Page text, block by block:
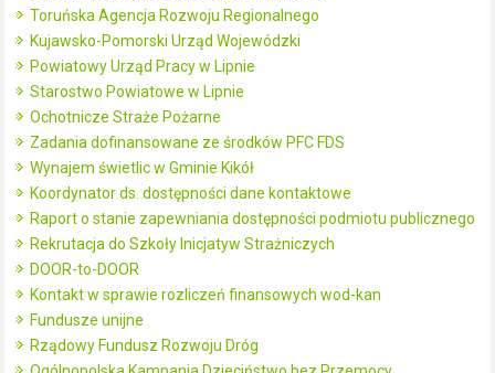
Toruńska Agencja Rozwoju Regionalnego
Kujawsko-Pomorski Urząd Wojewódzki
Powiatowy Urząd Pracy w Lipnie
Starostwo Powiatowe w Lipnie
Ochotnicze Straże Pożarne
Zadania dofinansowane ze środków PFC FDS
Wynajem świetlic w Gminie Kikół
Koordynator ds. dostępności dane kontaktowe
Raport o stanie zapewniania dostępności podmiotu publicznego
Rekrutacja do Szkoły Inicjatyw Strażniczych
DOOR-to-DOOR
Kontakt w sprawie rozliczeń finansowych wod-kan
Fundusze unijne
Rządowy Fundusz Rozwoju Dróg